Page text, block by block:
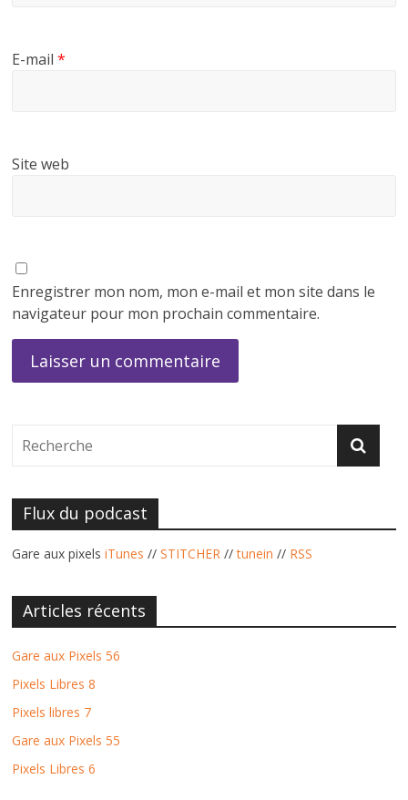
E-mail*
Site web
Enregistrer mon nom, mon e-mail et mon site dans le
navigateur pour mon prochain commentaire.
Flux du podcast
Gare aux pixelsiTunes //STITCHER //tunein // RSS
Articles récents
Gare aux Pixels 56
Pixels Libres 8
Pixels libres 7
Gare aux Pixels 55
Pixels Libres 6